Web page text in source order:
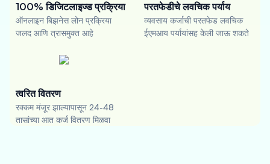
100% डिजिटलाइज्ड प्रक्रिया
ऑनलाइन बिझनेस लोन प्रक्रिया
जलद आणि त्रासमुक्त आहे
परतफेडीचे लवचिक पर्याय
व्यवसाय कर्जाची परतफेड लवचिक
ईएमआय पर्यायांसह केली जाऊ शकते
त्वरित वितरण
रक्कम मंजूर झाल्यापासून 24-48
तासांच्या आत कर्ज वितरण मिळवा